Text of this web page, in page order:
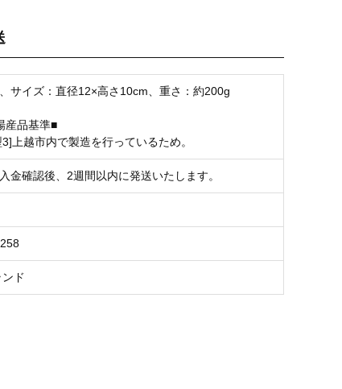
サイズ：直径12×高さ10cm、重さ：約200g
産品基準■
上越市内で製造を行っているため。
金確認後、2週間以内に発送いたします。
ド